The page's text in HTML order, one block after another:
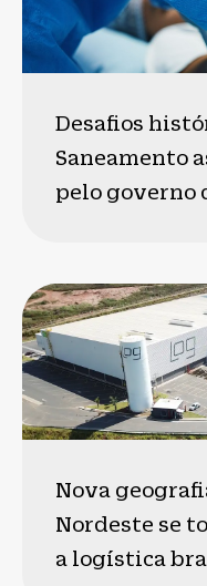
Desafios
Saneamento
pelo governo
Nova
Nordeste se
a logística